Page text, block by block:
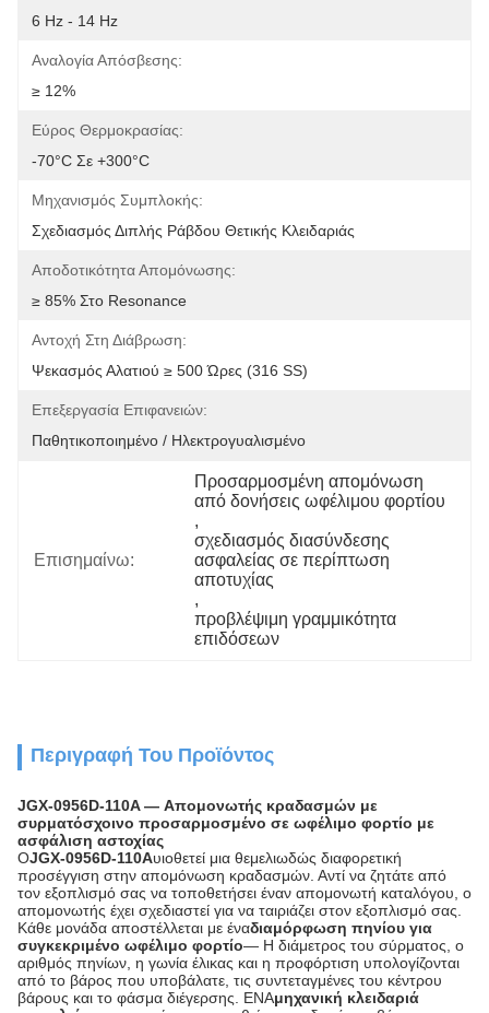
6 Hz - 14 Hz
Αναλογία Απόσβεσης:
≥ 12%
Εύρος Θερμοκρασίας:
-70°C Σε +300°C
Μηχανισμός Συμπλοκής:
Σχεδιασμός Διπλής Ράβδου Θετικής Κλειδαριάς
Αποδοτικότητα Απομόνωσης:
≥ 85% Στο Resonance
Αντοχή Στη Διάβρωση:
Ψεκασμός Αλατιού ≥ 500 Ώρες (316 SS)
Επεξεργασία Επιφανειών:
Παθητικοποιημένο / Ηλεκτρογυαλισμένο
Επισημαίνω:
Προσαρμοσμένη απομόνωση
από δονήσεις ωφέλιμου φορτίου
,
σχεδιασμός διασύνδεσης
ασφαλείας σε περίπτωση
αποτυχίας
,
προβλέψιμη γραμμικότητα
επιδόσεων
Περιγραφή Του Προϊόντος
JGX-0956D-110A — Απομονωτής κραδασμών με
συρματόσχοινο προσαρμοσμένο σε ωφέλιμο φορτίο με
ασφάλιση αστοχίας
ΟJGX-0956D-110Aυιοθετεί μια θεμελιωδώς διαφορετική
προσέγγιση στην απομόνωση κραδασμών. Αντί να ζητάτε από
τον εξοπλισμό σας να τοποθετήσει έναν απομονωτή καταλόγου, ο
απομονωτής έχει σχεδιαστεί για να ταιριάζει στον εξοπλισμό σας.
Κάθε μονάδα αποστέλλεται με έναδιαμόρφωση πηνίου για
συγκεκριμένο ωφέλιμο φορτίο— Η διάμετρος του σύρματος, ο
αριθμός πηνίων, η γωνία έλικας και η προφόρτιση υπολογίζονται
από το βάρος που υποβάλατε, τις συντεταγμένες του κέντρου
βάρους και το φάσμα διέγερσης. ΕΝΑμηχανική κλειδαριά